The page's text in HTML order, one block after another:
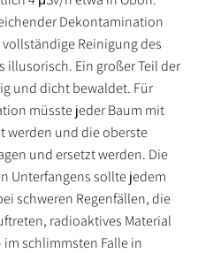
Dekontamination
Reinigung des
illusorisch. Ein großer Teil der
und dicht bewaldet. Für
müsste jeder Baum mit
werden und die oberste
und ersetzt werden. Die
Unterfangens sollte jedem
schweren Regenfällen, die
radioaktives Material
schlimmsten Falle in